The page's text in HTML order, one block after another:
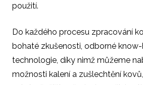
použití.
Do každého procesu zpracování
bohaté zkušenosti, odborné
technologie, díky nimž můžeme
možnosti kalení a zušlechtění